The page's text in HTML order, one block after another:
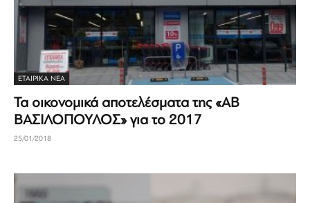
ΕΤΑΙΡΙΚΆ ΝΈΑ
Τα οικονομικά αποτελέσματα της «ΑΒ
ΒΑΣΙΛΟΠΟΥΛΟΣ» για το 2017
25/01/2018